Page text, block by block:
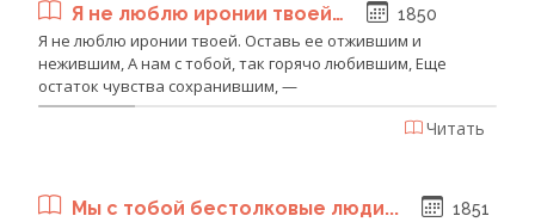
Я не люблю иронии твоей… 1850
Я не люблю иронии твоей. Оставь ее отжившим и
нежившим, А нам с тобой, так горячо любившим, Еще
остаток чувства сохранившим, —
Читать
Мы с тобой бестолковые люди... 1851